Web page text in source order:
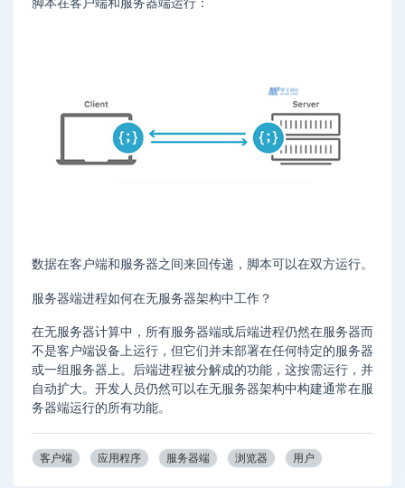
脚本在客户端和服务器端运行：
数据在客户端和服务器之间来回传递，脚本可以在双方运行。
服务器端进程如何在无服务器架构中工作？
在无服务器计算中，所有服务器端或后端进程仍然在服务器而
不是客户端设备上运行，但它们并未部署在任何特定的服务器
或一组服务器上。后端进程被分解成的功能，这按需运行，并
自动扩大。开发人员仍然可以在无服务器架构中构建通常在服
务器端运行的所有功能。
客户端 应用程序 服务器端 浏览器 用户